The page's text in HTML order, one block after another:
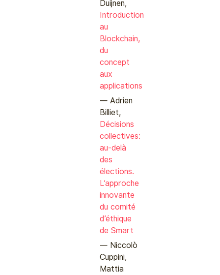
Duijnen,
Introduction
au
Blockchain,
du
concept
aux
applications
Adrien
Billiet,
Décisions
collectives:
au-delà
des
élections.
L’approche
innovante
du comité
d’éthique
de Smart
Niccolò
Cuppini,
Mattia